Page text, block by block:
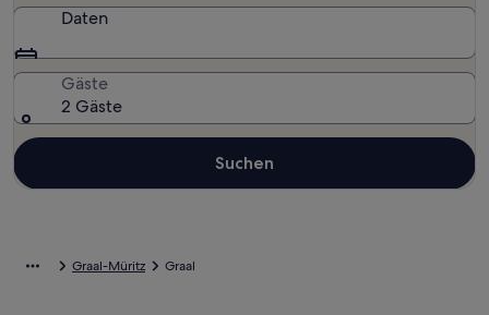
Daten
Gäste
2 Gäste
Suchen
Graal-Müritz Graal